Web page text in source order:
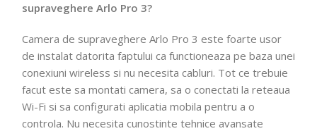
supraveghere Arlo Pro 3?
Camera de supraveghere Arlo Pro 3 este foarte usor
de instalat datorita faptului ca functioneaza pe baza unei
conexiuni wireless si nu necesita cabluri. Tot ce trebuie
facut este sa montati camera, sa o conectati la reteaua
Wi-Fi si sa configurati aplicatia mobila pentru a o
controla. Nu necesita cunostinte tehnice avansate